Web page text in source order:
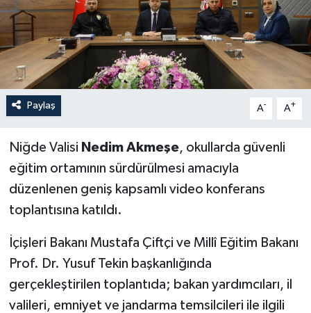
Paylaş A- A+
Niğde Valisi Nedim Akmeşe, okullarda güvenli
eğitim ortamının sürdürülmesi amacıyla
düzenlenen geniş kapsamlı video konferans
toplantısına katıldı.
İçişleri Bakanı Mustafa Çiftçi ve Millî Eğitim Bakanı
Prof. Dr. Yusuf Tekin başkanlığında
gerçekleştirilen toplantıda; bakan yardımcıları, il
valileri, emniyet ve jandarma temsilcileri ile ilgili